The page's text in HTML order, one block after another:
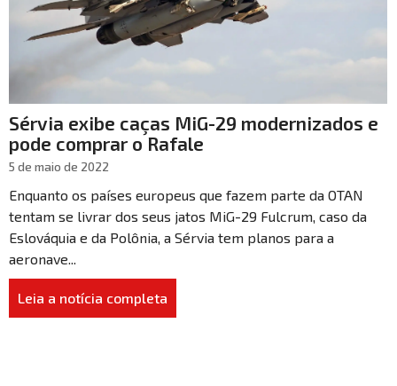
Sérvia exibe caças MiG-29 modernizados e
pode comprar o Rafale
5 de maio de 2022
Enquanto os países europeus que fazem parte da OTAN
tentam se livrar dos seus jatos MiG-29 Fulcrum, caso da
Eslováquia e da Polônia, a Sérvia tem planos para a
aeronave...
Leia a notícia completa